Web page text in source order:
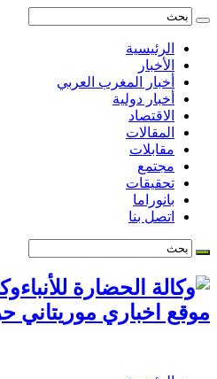
الرئيسية
الأخبار
أخبار المغرب العربي
أخبار دولية
الاقتصاد
المقالات
مقابلات
مجتمع
تحقيقات
بانوراما
اتصل بنا
موقع اخباري موريتاني